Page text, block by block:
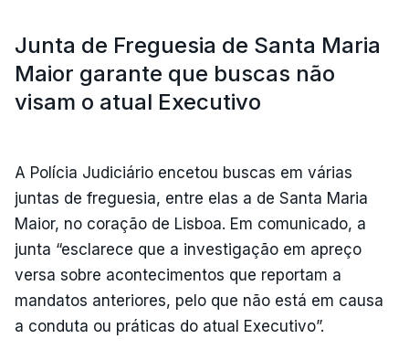
Junta de Freguesia de Santa Maria
Maior garante que buscas não
visam o atual Executivo
A Polícia Judiciário encetou buscas em várias
juntas de freguesia, entre elas a de Santa Maria
Maior, no coração de Lisboa. Em comunicado, a
junta “esclarece que a investigação em apreço
versa sobre acontecimentos que reportam a
mandatos anteriores, pelo que não está em causa
a conduta ou práticas do atual Executivo”.